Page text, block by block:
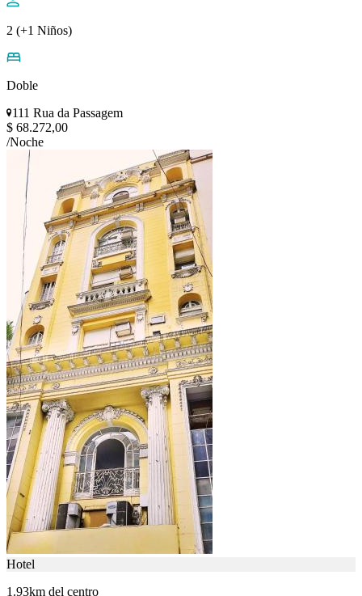
2 (+1 Niños)
Doble
111 Rua da Passagem
$ 68.272,00
/Noche
Hotel
1.93km del centro